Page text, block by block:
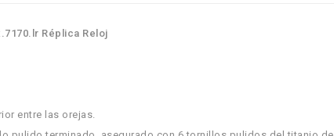
Réplica Reloj
entre las orejas.